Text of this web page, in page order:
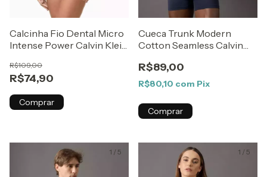
Calcinha Fio Dental Micro
Intense Power Calvin Klein
Branco/Branco
R$74,90
R$109,00
Comprar
Cueca Trunk Modern
Cotton Seamless Calvin
Escuro
R$89,00
R$80,10 com Pix
Comprar
1 / 5 1 / 5